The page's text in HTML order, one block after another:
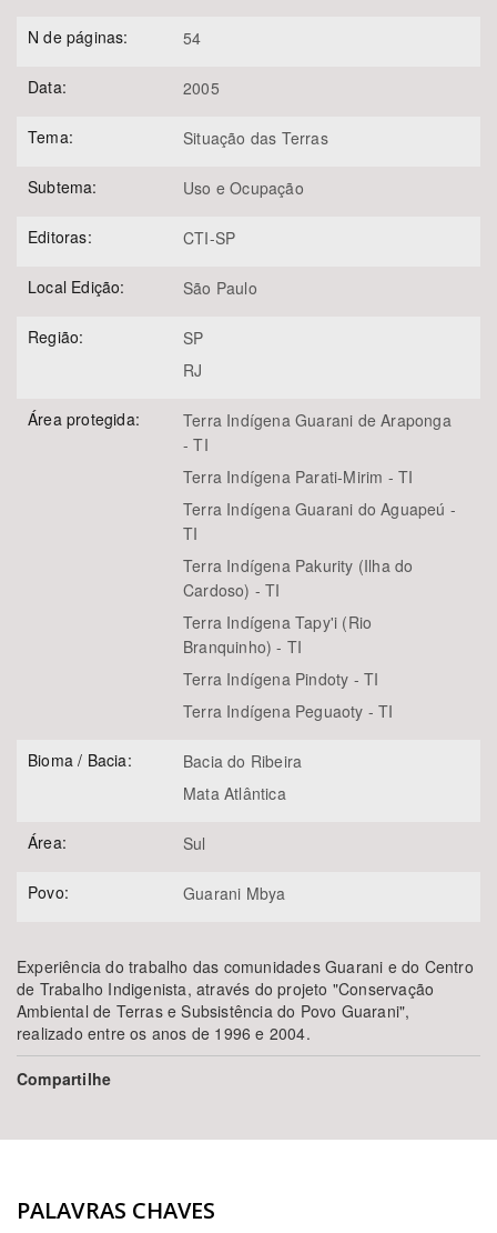
N de páginas: 54
Data: 2005
Tema: Situação das Terras
Subtema: Uso e Ocupação
Editoras: CTI-SP
Local Edição: São Paulo
Região:
SP
RJ
Área protegida:
Terra Indígena Guarani de Araponga
- TI
Terra Indígena Parati-Mirim - TI
Terra Indígena Guarani do Aguapeú -
TI
Terra Indígena Pakurity (Ilha do
Cardoso) - TI
Terra Indígena Tapy'i (Rio
Branquinho) - TI
Terra Indígena Pindoty - TI
Terra Indígena Peguaoty - TI
Bioma / Bacia:
Bacia do Ribeira
Mata Atlântica
Área: Sul
Povo: Guarani Mbya
Experiência do trabalho das comunidades Guarani e do Centro
de Trabalho Indigenista, através do projeto "Conservação
Ambiental de Terras e Subsistência do Povo Guarani",
realizado entre os anos de 1996 e 2004.
Compartilhe
PALAVRAS CHAVES